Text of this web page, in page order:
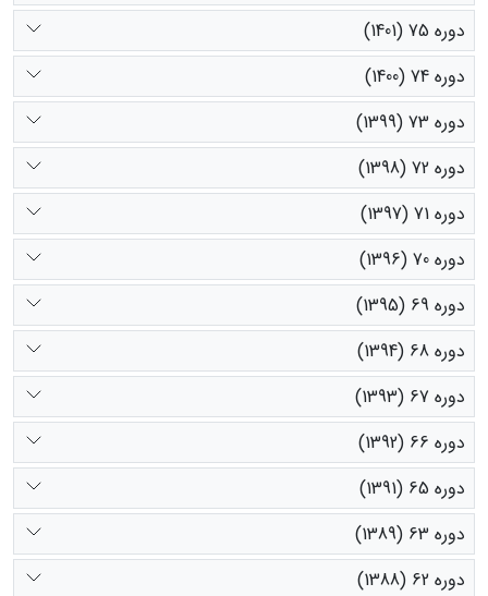
دوره 75 (1401)
دوره 74 (1400)
دوره 73 (1399)
دوره 72 (1398)
دوره 71 (1397)
دوره 70 (1396)
دوره 69 (1395)
دوره 68 (1394)
دوره 67 (1393)
دوره 66 (1392)
دوره 65 (1391)
دوره 63 (1389)
دوره 62 (1388)